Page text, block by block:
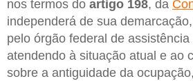
nos termos do artigo 198, da
independerá de sua
pelo órgão federal de
atendendo à situação atual e ao
sobre a antiguidade da